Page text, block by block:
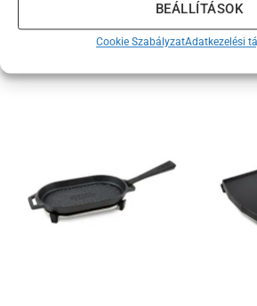
BEÁLLÍTÁSOK
Cookie SzabályzatAdatkezelési
KOSÁRBA TESZEM